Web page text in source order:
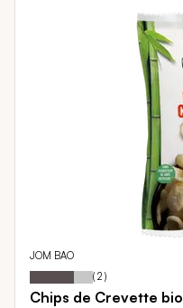
JOM BAO
Notation: 70
% of
( 2 )
Chips de Crevette bio